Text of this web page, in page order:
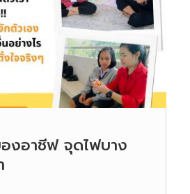
งอาชีฟ จุดไฟบาง